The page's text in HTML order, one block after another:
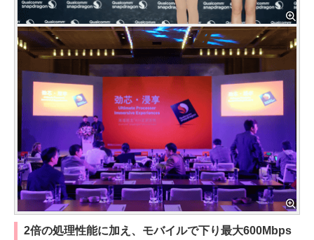
2倍の処理性能に加え、モバイルで下り最大600Mbps